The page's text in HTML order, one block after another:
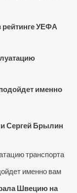
рейтинге УЕФА
именно
Сергей Брылин
транспорта
именно вам
Швецию на